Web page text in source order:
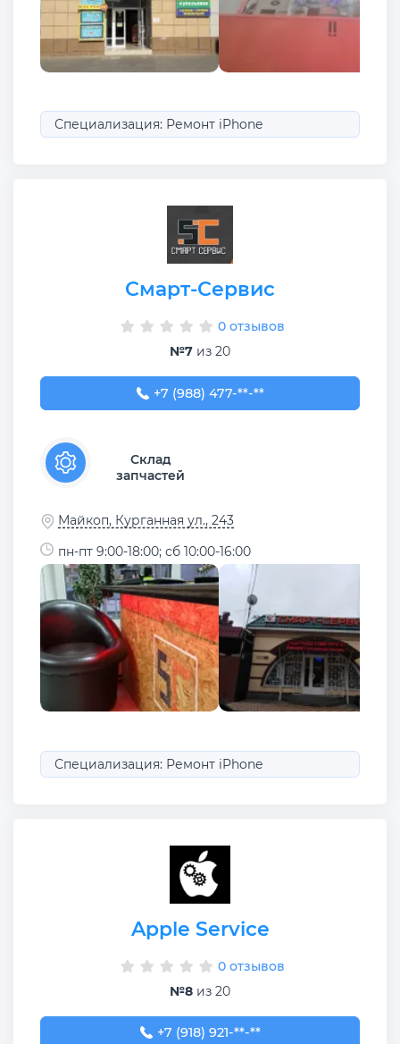
Специализация: Ремонт iPhone
Смарт-Сервис
0 отзывов
№7 из 20
+7 (988) 477-01-01
+7 (988) 477-**-**
Склад
запчастей
Майкоп, Курганная ул., 243
пн-пт 9:00-18:00; сб 10:00-16:00
Специализация: Ремонт iPhone
Apple Service
0 отзывов
№8 из 20
+7 (918) 921-88-89
+7 (918) 921-**-**